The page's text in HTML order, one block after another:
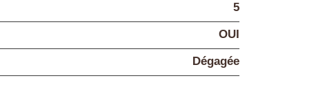
5
OUI
Dégagée